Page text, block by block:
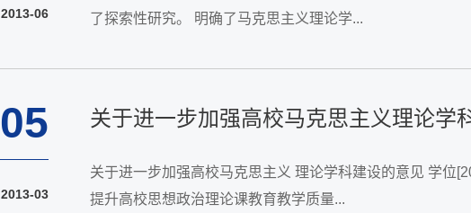
2013-06
了探索性研究。 明确了马克思主义理论学...
05
2013-03
关于进一步加强高校马克思主义理论学
关于进一步加强高校马克思主义 理论学科建设的意见 学位[2012]17号 各有关学位授予单位： 为适应新时期党的思想理论建设需要,坚持马克思主义在高校教学和研究中的指导地位，不断
提升高校思想政治理论课教育教学质量...